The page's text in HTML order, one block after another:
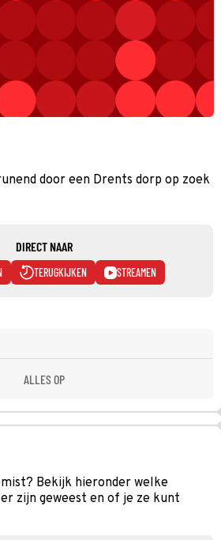
door een Drents dorp op zoek
DIRECT NAAR
TERUGKIJKEN STREAMEN
ALLES OP
Bekijk hieronder welke
zijn geweest en of je ze kunt